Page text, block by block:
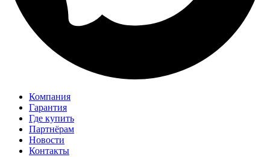
Компания
Гарантия
Где купить
Партнёрам
Новости
Контакты